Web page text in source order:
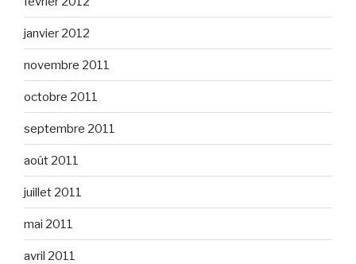
janvier 2012
novembre 2011
octobre 2011
septembre 2011
août 2011
juillet 2011
mai 2011
avril 2011